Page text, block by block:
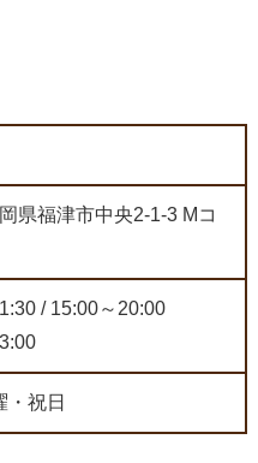
県福津市中央2-1-3 Mコ
/ 15:00～20:00
・祝日